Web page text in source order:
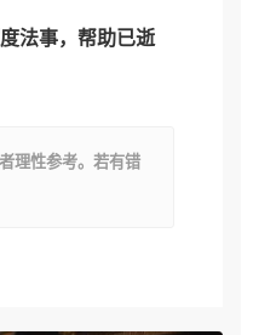
法事，帮助已逝
理性参考。若有错